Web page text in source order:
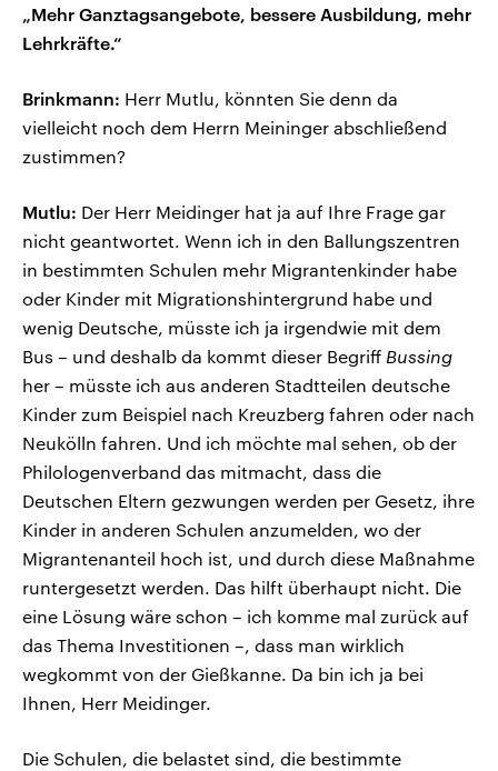
„Mehr Ganztagsangebote, bessere Ausbildung, mehr
Lehrkräfte.“
Brinkmann: Herr Mutlu, könnten Sie denn da
vielleicht noch dem Herrn Meininger abschließend
zustimmen?
Mutlu: Der Herr Meidinger hat ja auf Ihre Frage gar
nicht geantwortet. Wenn ich in den Ballungszentren
in bestimmten Schulen mehr Migrantenkinder habe
oder Kinder mit Migrationshintergrund habe und
wenig Deutsche, müsste ich ja irgendwie mit dem
Bus – und deshalb da kommt dieser Begriff Bussing
her – müsste ich aus anderen Stadtteilen deutsche
Kinder zum Beispiel nach Kreuzberg fahren oder nach
Neukölln fahren. Und ich möchte mal sehen, ob der
Philologenverband das mitmacht, dass die
Deutschen Eltern gezwungen werden per Gesetz, ihre
Kinder in anderen Schulen anzumelden, wo der
Migrantenanteil hoch ist, und durch diese Maßnahme
runtergesetzt werden. Das hilft überhaupt nicht. Die
eine Lösung wäre schon – ich komme mal zurück auf
das Thema Investitionen –, dass man wirklich
wegkommt von der Gießkanne. Da bin ich ja bei
Ihnen, Herr Meidinger.
Die Schulen, die belastet sind, die bestimmte